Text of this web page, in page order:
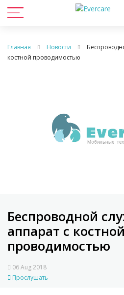
Главная Новости
костной проводимостью
Беспроводной
аппарат с костной
проводимостью
06 Aug 2018
Прослушать